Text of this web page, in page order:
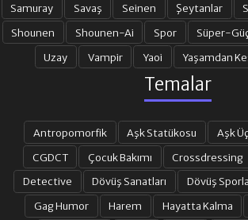
Samuray
Savaş Seinen Şeytanlar
Shounen
Shounen-Ai Spor Süper-
Uzay
Vampir Yaoi Yaşamdan
Temalar
Antropomorfik Aşk Statükosu Aşk
CGDCT
Çocuk Bakımı Crossdressing
Detective
Dövüş Sanatları Dövüş
Gag Humor
Harem Hayatta Kalma